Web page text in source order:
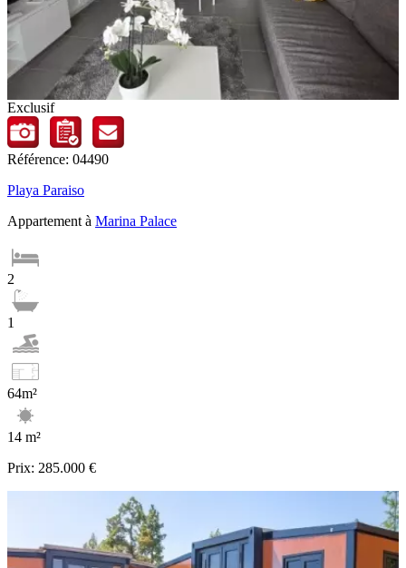
Exclusif
Référence: 04490
Playa Paraiso
Appartement à Marina Palace
2
1
64m²
14 m²
Prix: 285.000 €